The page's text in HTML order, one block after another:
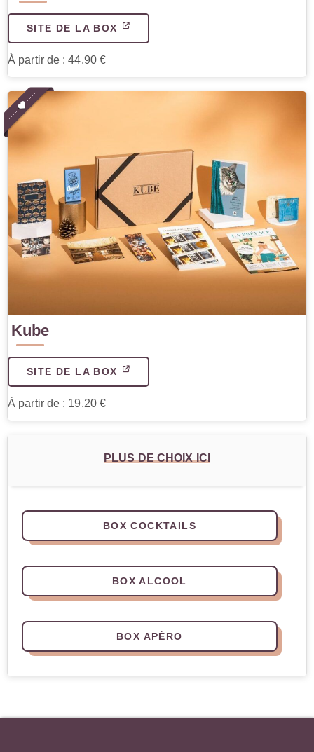
SITE DE LA BOX
À partir de : 44.90 €
Kube
SITE DE LA BOX
À partir de : 19.20 €
PLUS DE CHOIX ICI
BOX COCKTAILS
BOX ALCOOL
BOX APÉRO